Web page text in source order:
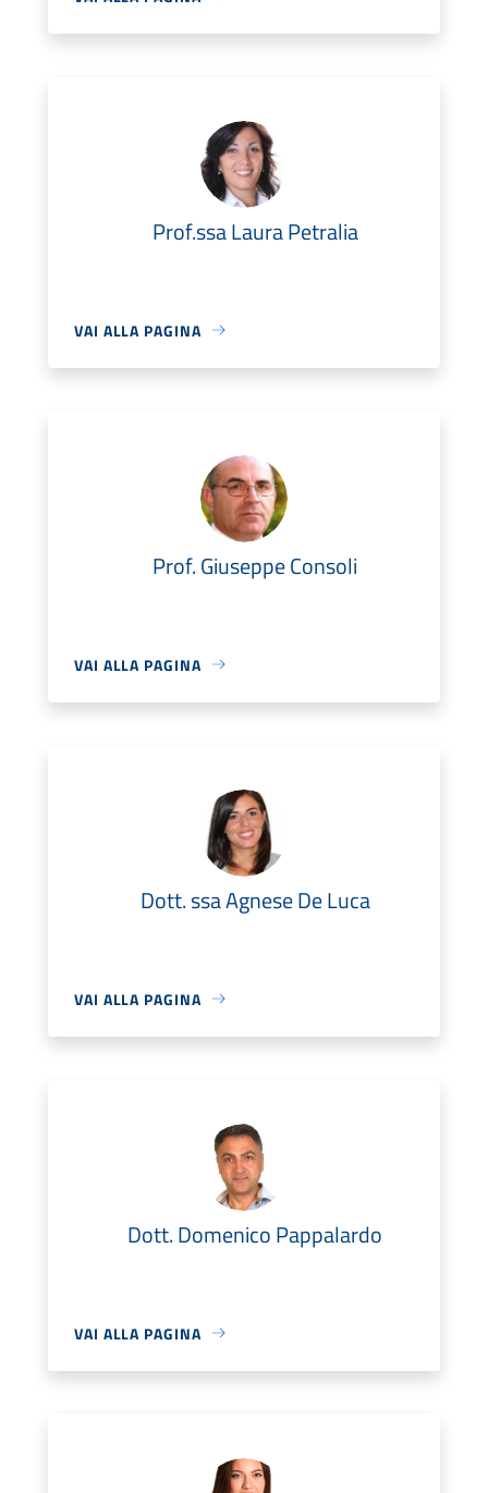
Prof.ssa Laura Petralia
VAI ALLA PAGINA
Prof. Giuseppe Consoli
VAI ALLA PAGINA
Dott. ssa Agnese De Luca
VAI ALLA PAGINA
Dott. Domenico Pappalardo
VAI ALLA PAGINA